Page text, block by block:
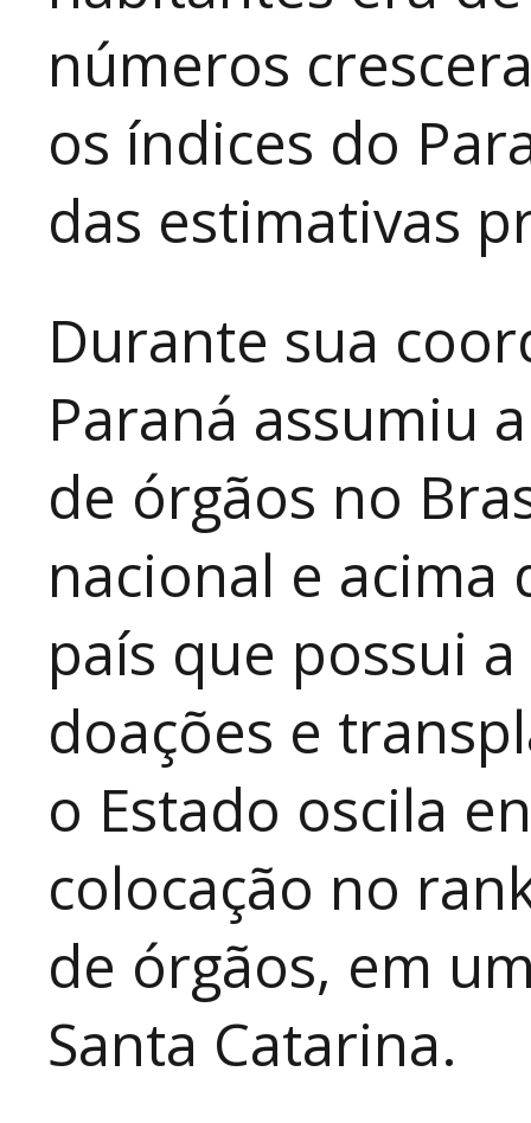
números
os índices do
das estimativas
Durante sua
Paraná assumiu
de órgãos no
nacional e acima
país que possui
doações e
o Estado oscila
colocação no
de órgãos, em
Santa Catarina.